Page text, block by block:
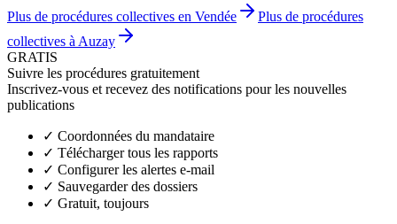
Plus de procédures collectives en Vendée
Plus de procédures
collectives à Auzay
GRATIS
Suivre les procédures gratuitement
Inscrivez-vous et recevez des notifications pour les nouvelles
publications
✓ Coordonnées du mandataire
✓ Télécharger tous les rapports
✓ Configurer les alertes e-mail
✓ Sauvegarder des dossiers
✓ Gratuit, toujours